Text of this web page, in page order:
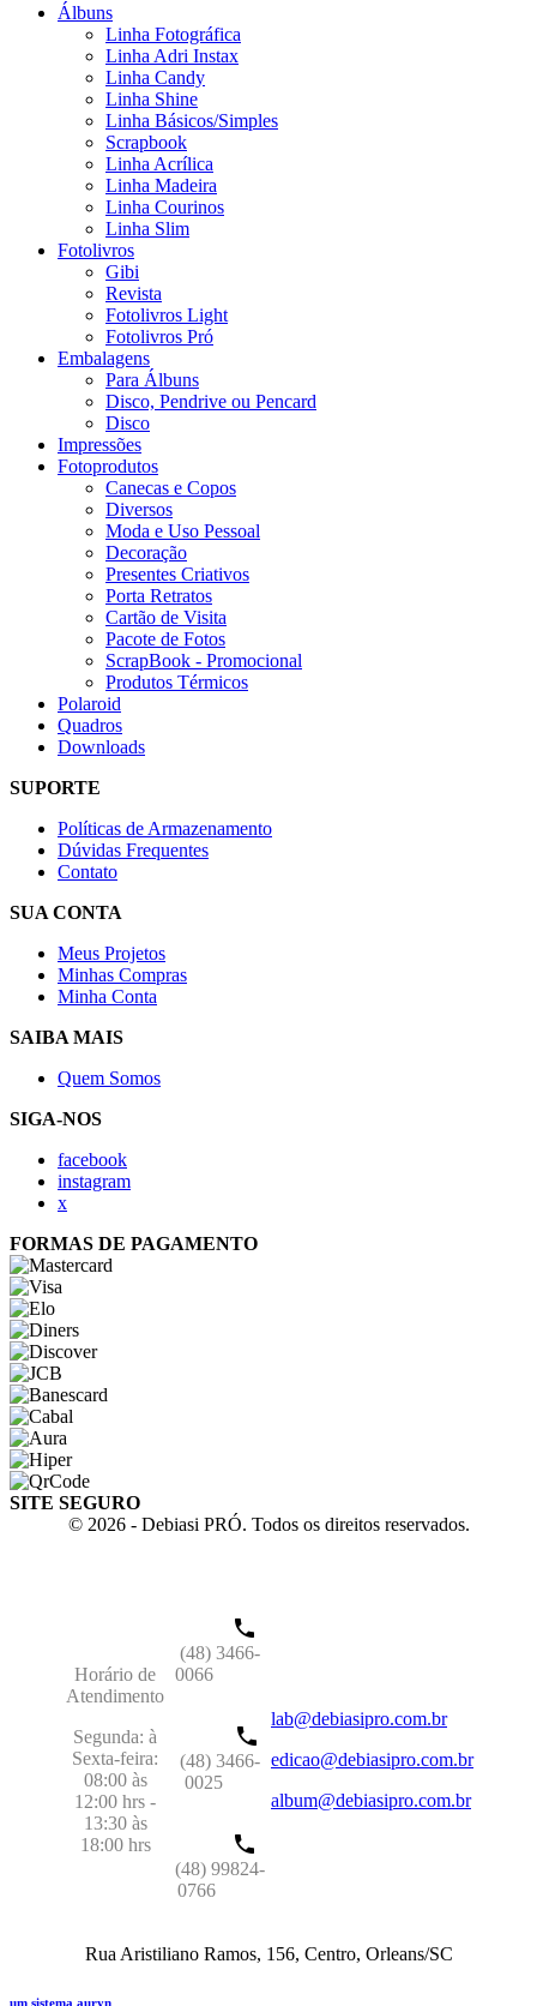
Álbuns
Linha Fotográfica
Linha Adri Instax
Linha Candy
Linha Shine
Linha Básicos/Simples
Scrapbook
Linha Acrílica
Linha Madeira
Linha Courinos
Linha Slim
Fotolivros
Gibi
Revista
Fotolivros Light
Fotolivros Pró
Embalagens
Para Álbuns
Disco, Pendrive ou Pencard
Disco
Impressões
Fotoprodutos
Canecas e Copos
Diversos
Moda e Uso Pessoal
Decoração
Presentes Criativos
Porta Retratos
Cartão de Visita
Pacote de Fotos
ScrapBook - Promocional
Produtos Térmicos
Polaroid
Quadros
Downloads
SUPORTE
Políticas de Armazenamento
Dúvidas Frequentes
Contato
SUA CONTA
Meus Projetos
Minhas Compras
Minha Conta
SAIBA MAIS
Quem Somos
SIGA-NOS
facebook
instagram
x
FORMAS DE PAGAMENTO
SITE SEGURO
© 2026 - Debiasi PRÓ. Todos os direitos reservados.
Horário de
Atendimento
Segunda: à
Sexta-feira:
08:00 às
12:00 hrs -
13:30 às
18:00 hrs
(48) 3466-
0066
(48) 3466-
0025
(48) 99824-
0766
lab@debiasipro.com.br
edicao@debiasipro.com.br
album@debiasipro.com.br
Rua Aristiliano Ramos, 156, Centro, Orleans/SC
um sistema auryn